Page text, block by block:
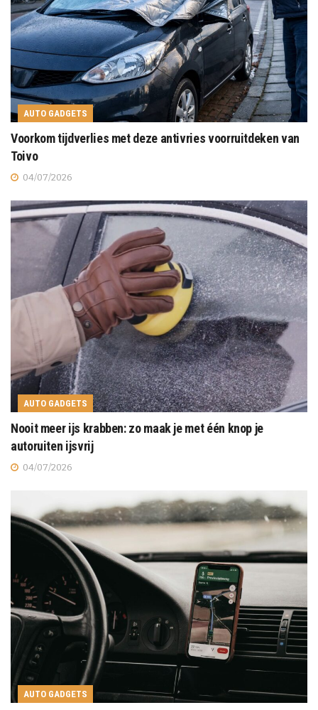
AUTO GADGETS
Voorkom tijdverlies met deze antivries voorruitdeken van
Toivo
04/07/2026
AUTO GADGETS
Nooit meer ijs krabben: zo maak je met één knop je
autoruiten ijsvrij
04/07/2026
AUTO GADGETS